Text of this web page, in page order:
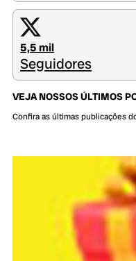
5,5 mil
Seguidores
VEJA NOSSOS ÚLTIMOS
Confira as últimas publicações